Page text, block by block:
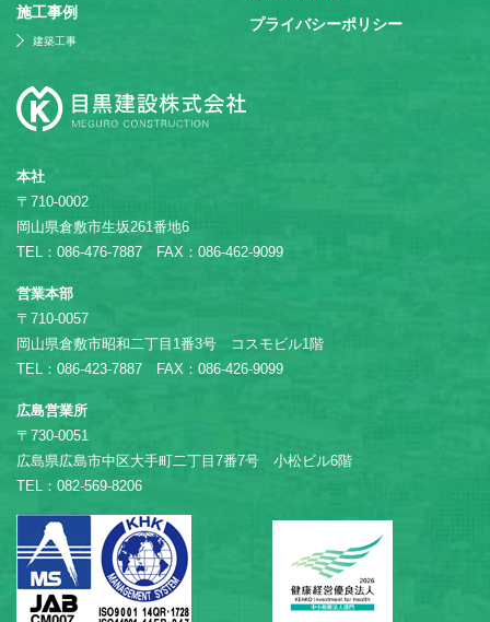
本社
〒710-0002
岡山県倉敷市生坂261番地6
TEL：086-476-7887 FAX：086-462-9099
営業本部
〒710-0057
岡山県倉敷市昭和二丁目1番3号 コスモビル1階
TEL：086-423-7887 FAX：086-426-9099
広島営業所
〒730-0051
広島県広島市中区大手町二丁目7番7号 小松ビル6階
TEL：082-569-8206
施⼯事例
建築工事
プライバシーポリシー